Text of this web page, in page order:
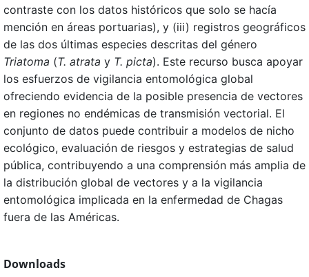
contraste con los datos históricos que solo se hacía
mención en áreas portuarias), y (iii) registros geográficos
de las dos últimas especies descritas del género
Triatoma (T. atrata y T. picta). Este recurso busca apoyar
los esfuerzos de vigilancia entomológica global
ofreciendo evidencia de la posible presencia de vectores
en regiones no endémicas de transmisión vectorial. El
conjunto de datos puede contribuir a modelos de nicho
ecológico, evaluación de riesgos y estrategias de salud
pública, contribuyendo a una comprensión más amplia de
la distribución global de vectores y a la vigilancia
entomológica implicada en la enfermedad de Chagas
fuera de las Américas.
Downloads